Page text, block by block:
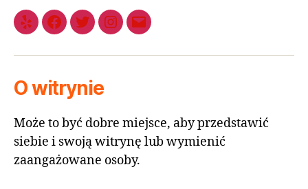
O witrynie
Może to być dobre miejsce, aby przedstawić
siebie i swoją witrynę lub wymienić
zaangażowane osoby.